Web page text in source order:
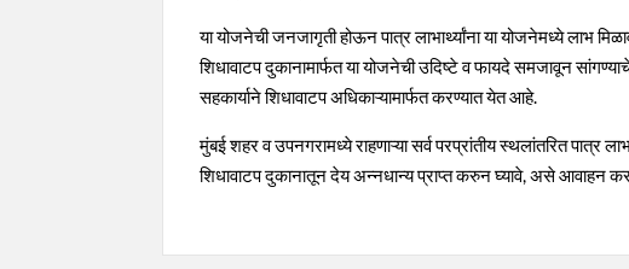
या योजनेची जनजागृती होऊन पात्र लाभार्थ्यांना या योजनेमध्ये लाभ
शिधावाटप दुकानामार्फत या योजनेची उदिष्टे व फायदे समजावून
सहकार्याने शिधावाटप अधिकाऱ्यामार्फत करण्यात येत आहे.
मुंबई शहर व उपनगरामध्ये राहणाऱ्या सर्व परप्रांतीय स्थलांतरित पात्र
शिधावाटप दुकानातून देय अन्नधान्य प्राप्त करुन घ्यावे, असे आवाहन